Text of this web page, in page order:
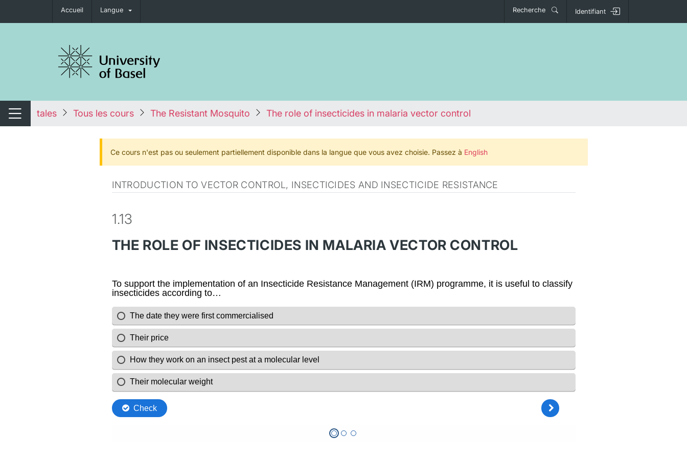
Accueil Langue Recherche Identifiant
de navigation
Changer de navigation
tales Tous les cours The Resistant Mosquito The role of insecticides in malaria vector control
Ce cours n'est pas ou seulement partiellement disponible dans la langue que vous avez choisie. Passez à English
INTRODUCTION TO VECTOR CONTROL, INSECTICIDES AND INSECTICIDE RESISTANCE
1.13
THE ROLE OF INSECTICIDES IN MALARIA VECTOR CONTROL